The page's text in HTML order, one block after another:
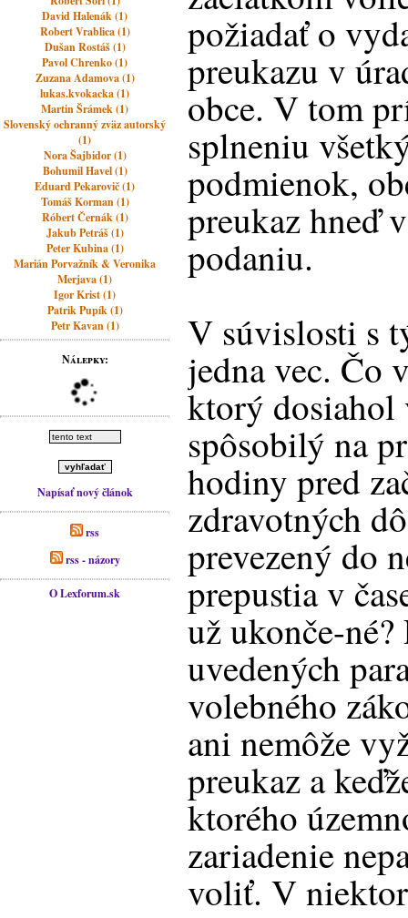
David Halenák (1)
Robert Vrablica (1)
Dušan Rostáš (1)
Pavol Chrenko (1)
Zuzana Adamova (1)
lukas.kvokacka (1)
Martin Šrámek (1)
Slovenský ochranný zväz autorský
(1)
Nora Šajbidor (1)
Bohumil Havel (1)
Eduard Pekarovič (1)
Tomáš Korman (1)
Róbert Černák (1)
Jakub Petráš (1)
Peter Kubina (1)
Marián Porvažník & Veronika
Merjava (1)
Igor Krist (1)
Patrik Pupík (1)
Petr Kavan (1)
Nálepky:
Napísať nový článok
rss
rss - názory
O Lexforum.sk
požiadať o
preukazu v
obce. V tom
splneniu
podmienok,
preukaz hneď
podaniu.
V súvislosti s
jedna vec. Čo
ktorý dosiahol
spôsobilý na
hodiny pred
zdravotných
prevezený do
prepustia v
už ukonče-
uvedených
volebného
ani nemôže
preukaz a
ktorého
zariadenie
voliť. V